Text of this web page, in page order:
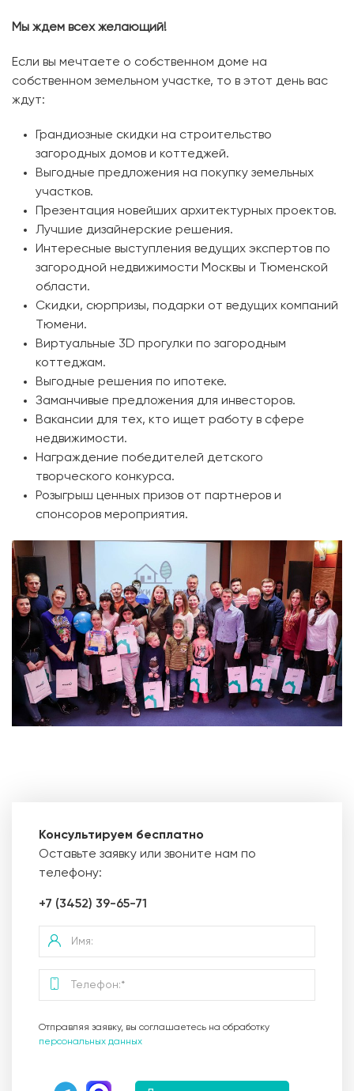
Мы ждем всех желающий!
Если вы мечтаете о собственном доме на
собственном земельном участке, то в этот день вас
ждут:
Грандиозные скидки на строительство
загородных домов и коттеджей.
Выгодные предложения на покупку земельных
участков.
Презентация новейших архитектурных проектов.
Лучшие дизайнерские решения.
Интересные выступления ведущих экспертов по
загородной недвижимости Москвы и Тюменской
области.
Скидки, сюрпризы, подарки от ведущих компаний
Тюмени.
Виртуальные 3D прогулки по загородным
коттеджам.
Выгодные решения по ипотеке.
Заманчивые предложения для инвесторов.
Вакансии для тех, кто ищет работу в сфере
недвижимости.
Награждение победителей детского
творческого конкурса.
Розыгрыш ценных призов от партнеров и
спонсоров мероприятия.
Консультируем бесплатно
Оставьте заявку или звоните нам по
телефону:
+7 (3452) 39-65-71
Отправляя заявку, вы соглашаетесь на обработку
персональных данных